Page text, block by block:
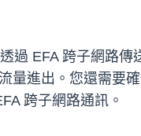
過 EFA 跨子網路傳
量進出。您還需要
跨子網路通訊。